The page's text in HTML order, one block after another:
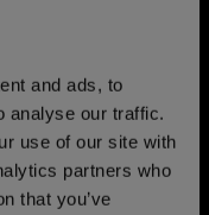
and ads, to
analyse our traffic.
use of our site with
partners who
that you’ve
ィション